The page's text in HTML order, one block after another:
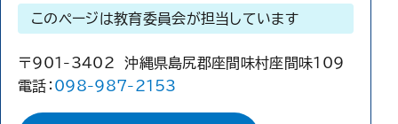
このページは教育委員会が担当しています
〒901-3402 沖縄県島尻郡座間味村座間味109
電話： 098-987-2153